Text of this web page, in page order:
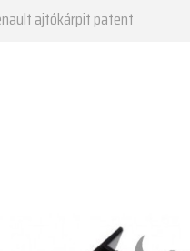
ajtókárpit patent